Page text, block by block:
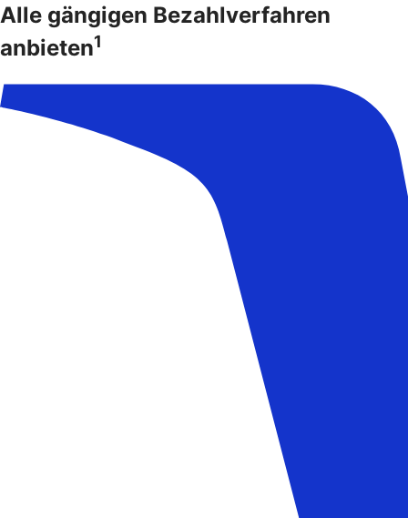
Alle gängigen Bezahlverfahren
anbieten1